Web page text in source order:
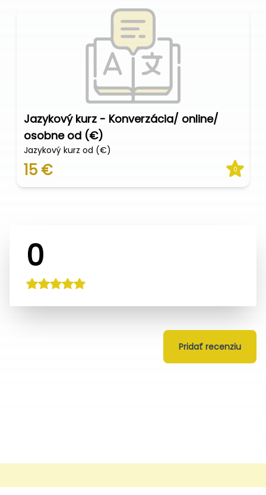
Jazykový kurz - Konverzácia/ online/
osobne od (€)
Jazykový kurz od (€)
15 € 0
0
Pridať recenziu